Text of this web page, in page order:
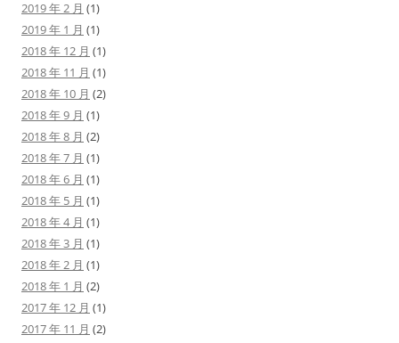
2019 年 2 月 (1)
2019 年 1 月 (1)
2018 年 12 月 (1)
2018 年 11 月 (1)
2018 年 10 月 (2)
2018 年 9 月 (1)
2018 年 8 月 (2)
2018 年 7 月 (1)
2018 年 6 月 (1)
2018 年 5 月 (1)
2018 年 4 月 (1)
2018 年 3 月 (1)
2018 年 2 月 (1)
2018 年 1 月 (2)
2017 年 12 月 (1)
2017 年 11 月 (2)